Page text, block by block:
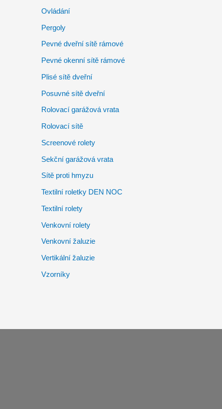
Ovládání
Pergoly
Pevné dveřní sítě rámové
Pevné okenní sítě rámové
Plisé sítě dveřní
Posuvné sítě dveřní
Rolovací garážová vrata
Rolovací sítě
Screenové rolety
Sekční garážová vrata
Sítě proti hmyzu
Textilní roletky DEN NOC
Textilní rolety
Venkovní rolety
Venkovní žaluzie
Vertikální žaluzie
Vzorníky